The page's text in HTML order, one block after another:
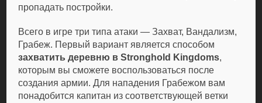
пропадать постройки.
Всего в игре три типа атаки — Захват, Вандализм,
Грабеж. Первый вариант является способом
захватить деревню в Stronghold Kingdoms,
которым вы сможете воспользоваться после
создания армии. Для нападения Грабежом вам
понадобится капитан из соответствующей ветки